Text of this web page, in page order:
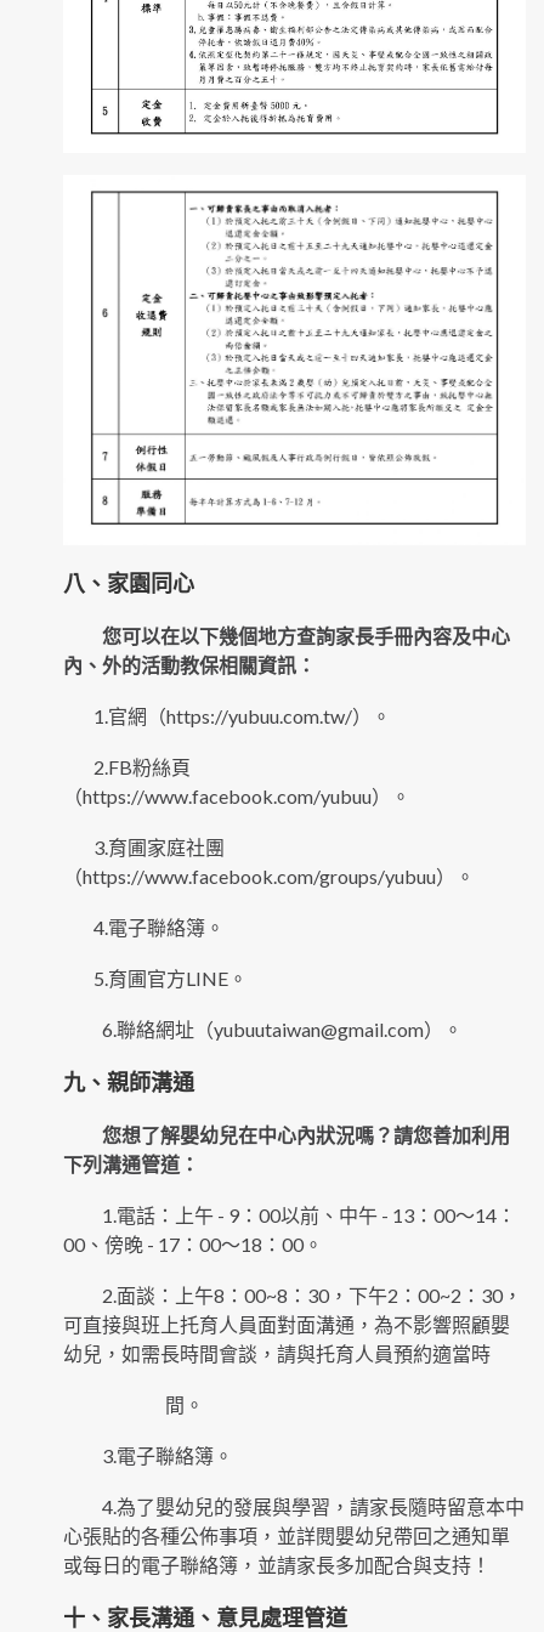
八、家園同心
您可以在以下幾個地方查詢家長手冊內容及中心
內、外的活動教保相關資訊：
1.官網（https://yubuu.com.tw/）。
2.FB粉絲頁
（https://www.facebook.com/yubuu）。
3.育圃家庭社團
（https://www.facebook.com/groups/yubuu）。
4.電子聯絡簿。
5.育圃官方LINE。
6.聯絡網址（yubuutaiwan@gmail.com）。
九、親師溝通
您想了解嬰幼兒在中心內狀況嗎？請您善加利用
下列溝通管道：
1.電話：上午 - 9：00以前、中午 - 13：00～14：
00、傍晚 - 17：00～18：00。
2.面談：上午8：00~8：30，下午2：00~2：30，
可直接與班上托育人員面對面溝通，為不影響照顧嬰
幼兒，如需長時間會談，請與托育人員預約適當時
間。
3.電子聯絡簿。
4.為了嬰幼兒的發展與學習，請家長隨時留意本中
心張貼的各種公佈事項，並詳閱嬰幼兒帶回之通知單
或每日的電子聯絡簿，並請家長多加配合與支持！
十、家長溝通、意見處理管道